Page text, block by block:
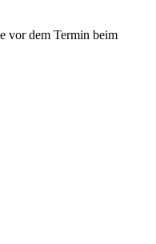
vor dem Termin beim